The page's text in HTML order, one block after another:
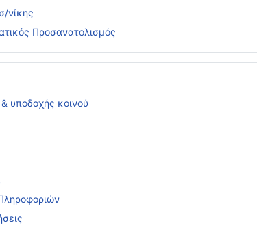
νίκης
Προσανατολισμός
υποδοχής κοινού